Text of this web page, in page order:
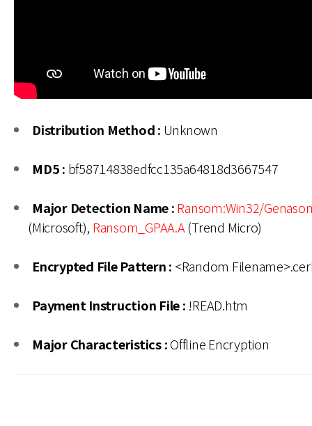
Distribution Method : Unknown
MD5 : bf58714838edfcc135a64818d3667547
Major Detection Name :Ransom:Win32/
(Microsoft), Ransom_GPAA.A(Trend Micro)
Encrypted File Pattern : <Random
Payment Instruction File : !READ.htm
Major Characteristics :Offline Encryption